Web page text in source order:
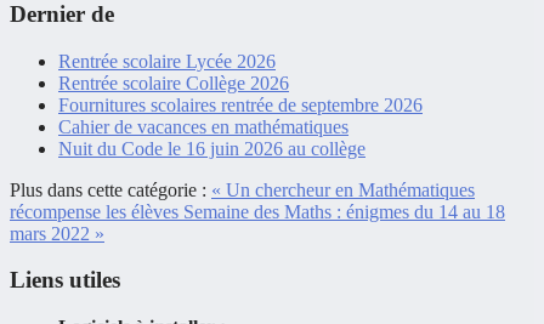
Dernier de
Rentrée scolaire Lycée 2026
Rentrée scolaire Collège 2026
Fournitures scolaires rentrée de septembre 2026
Cahier de vacances en mathématiques
Nuit du Code le 16 juin 2026 au collège
Plus dans cette catégorie : « Un chercheur en Mathématiques
récompense les élèves Semaine des Maths : énigmes du 14 au 18
mars 2022 »
Liens utiles